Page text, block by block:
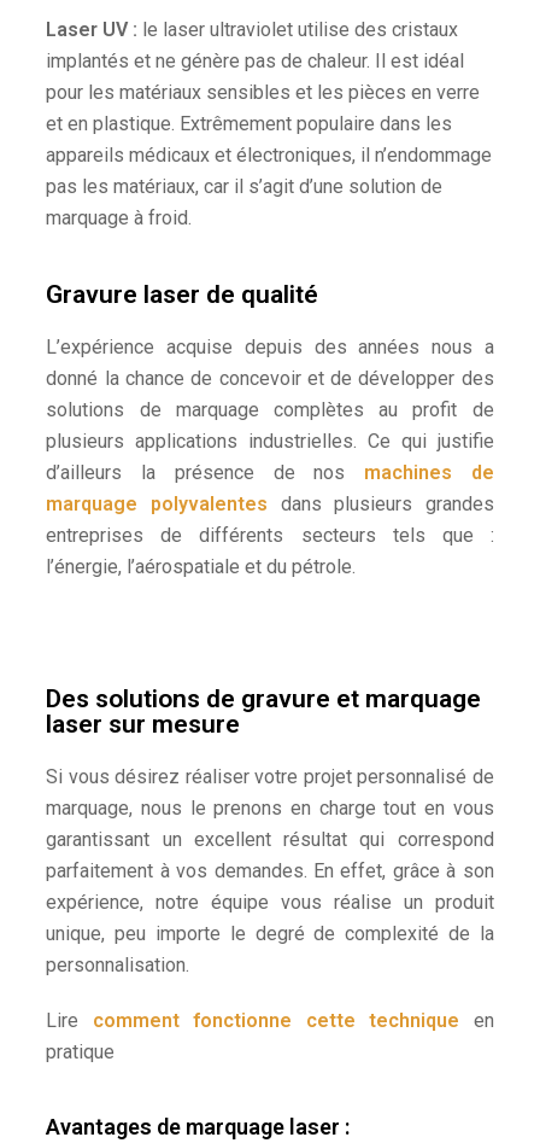
Laser UV : le laser ultraviolet utilise des cristaux
implantés et ne génère pas de chaleur. Il est idéal
pour les matériaux sensibles et les pièces en verre
et en plastique. Extrêmement populaire dans les
appareils médicaux et électroniques, il n’endommage
pas les matériaux, car il s’agit d’une solution de
marquage à froid.
Gravure laser de qualité
L’expérience acquise depuis des années nous a
donné la chance de concevoir et de développer des
solutions de marquage complètes au profit de
plusieurs applications industrielles. Ce qui justifie
d’ailleurs la présence de nos machines de
marquage polyvalentes dans plusieurs grandes
entreprises de différents secteurs tels que :
l’énergie, l’aérospatiale et du pétrole.
Des solutions de gravure et marquage
laser sur mesure
Si vous désirez réaliser votre projet personnalisé de
marquage, nous le prenons en charge tout en vous
garantissant un excellent résultat qui correspond
parfaitement à vos demandes. En effet, grâce à son
expérience, notre équipe vous réalise un produit
unique, peu importe le degré de complexité de la
personnalisation.
Lire comment fonctionne cette technique en
pratique
Avantages de marquage laser :